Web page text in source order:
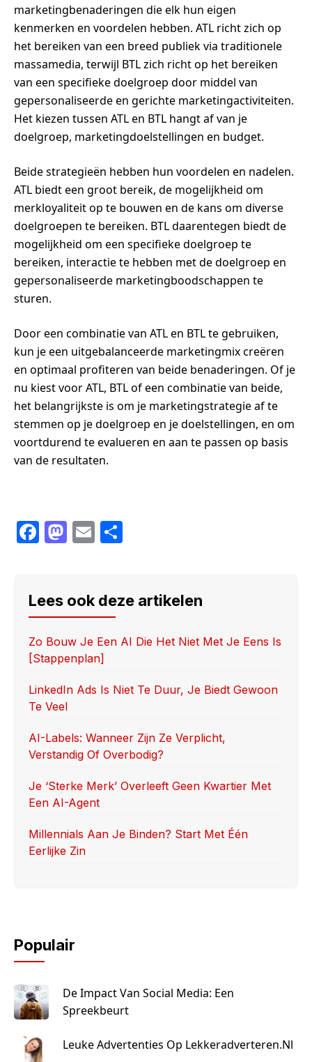
marketingbenaderingen die elk hun eigen
kenmerken en voordelen hebben. ATL richt zich op
het bereiken van een breed publiek via traditionele
massamedia, terwijl BTL zich richt op het bereiken
van een specifieke doelgroep door middel van
gepersonaliseerde en gerichte marketingactiviteiten.
Het kiezen tussen ATL en BTL hangt af van je
doelgroep, marketingdoelstellingen en budget.
Beide strategieën hebben hun voordelen en nadelen.
ATL biedt een groot bereik, de mogelijkheid om
merkloyaliteit op te bouwen en de kans om diverse
doelgroepen te bereiken. BTL daarentegen biedt de
mogelijkheid om een specifieke doelgroep te
bereiken, interactie te hebben met de doelgroep en
gepersonaliseerde marketingboodschappen te
sturen.
Door een combinatie van ATL en BTL te gebruiken,
kun je een uitgebalanceerde marketingmix creëren
en optimaal profiteren van beide benaderingen. Of je
nu kiest voor ATL, BTL of een combinatie van beide,
het belangrijkste is om je marketingstrategie af te
stemmen op je doelgroep en je doelstellingen, en om
voortdurend te evalueren en aan te passen op basis
van de resultaten.
F
e
b
o
o
k
M
o
d
o
n
E
e
Lees ook deze artikelen
Zo Bouw Je Een AI Die Het Niet Met Je Eens Is
[stappenplan]
LinkedIn Ads Is Niet Te Duur, Je Biedt Gewoon
Te Veel
AI-Labels: Wanneer Zijn Ze Verplicht,
Verstandig Of Overbodig?
Je ‘sterke Merk’ Overleeft Geen Kwartier Met
Een AI-Agent
Millennials Aan Je Binden? Start Met Één
Eerlijke Zin
Populair
De Impact Van Social Media: Een
Spreekbeurt
Leuke Advertenties Op Lekkeradverteren.nl